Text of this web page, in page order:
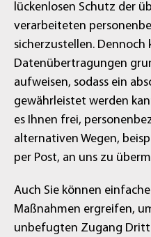
lückenlosen Schutz der
verarbeiteten
sicherzustellen.
Datenübertragungen
aufweisen, sodass ein
gewährleistet werden
es Ihnen frei,
alternativen Wegen,
per Post, an uns zu
Auch Sie können
Maßnahmen ergreifen,
unbefugten Zugang